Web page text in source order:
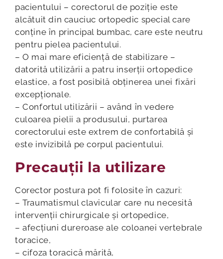
pacientului – corectorul de poziție este
alcătuit din cauciuc ortopedic special care
conține în principal bumbac, care este neutru
pentru pielea pacientului.
– O mai mare eficiență de stabilizare –
datorită utilizării a patru inserții ortopedice
elastice, a fost posibilă obținerea unei fixări
excepționale.
– Confortul utilizării – având în vedere
culoarea pielii a produsului, purtarea
corectorului este extrem de confortabilă și
este invizibilă pe corpul pacientului.
Precauţii la utilizare
Corector postura pot fi folosite în cazuri:
– Traumatismul clavicular care nu necesită
intervenții chirurgicale și ortopedice,
– afecțiuni dureroase ale coloanei vertebrale
toracice,
– cifoza toracică mărită,